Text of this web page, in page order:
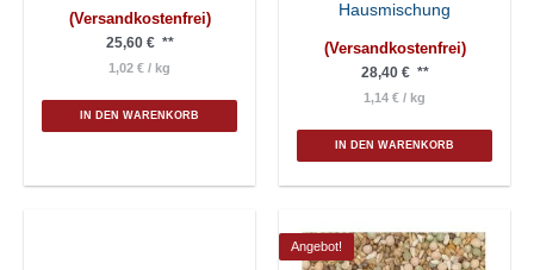
(Versandkostenfrei)
25,60 €**
1,02 € / kg
IN DEN WARENKORB
Hausmischung
(Versandkostenfrei)
28,40 €**
1,14 € / kg
IN DEN WARENKORB
Angebot!